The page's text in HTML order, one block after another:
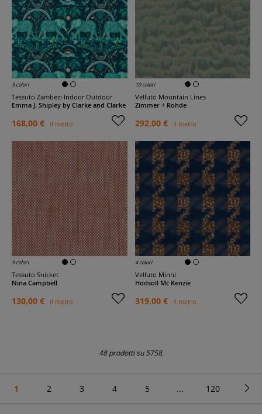
3 colori
Tessuto Zambezi Indoor Outdoor
Emma J. Shipley by Clarke and Clarke
168,00 € il metro
10 colori
Velluto Mountain Lines
Zimmer + Rohde
292,00 € il metro
9 colori
Tessuto Snicket
Nina Campbell
130,00 € il metro
4 colori
Velluto Minni
Hodsoll Mc Kenzie
319,00 € il metro
48 prodotti su 5758.
1 2 3 4 5 ... 120